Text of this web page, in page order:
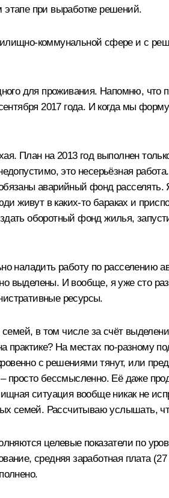
этапе при выработке решений.
коммунальной сфере и с
для проживания. Напомню,
2017 года. И когда мы
План на 2013 год выполнен
это несерьёзная
аварийный фонд
живут в каких‑то бараках и
оборотный фонд жилья,
наладить работу по расселению
И вообще, я уже сто
ресурсы.
в том числе за счёт
На местах по‑разному
с решениями тянут, или
просто бессмысленно. Её даже
ситуация вообще никак не
семей. Рассчитываю услышать,
целевые показатели по
средняя заработная плата